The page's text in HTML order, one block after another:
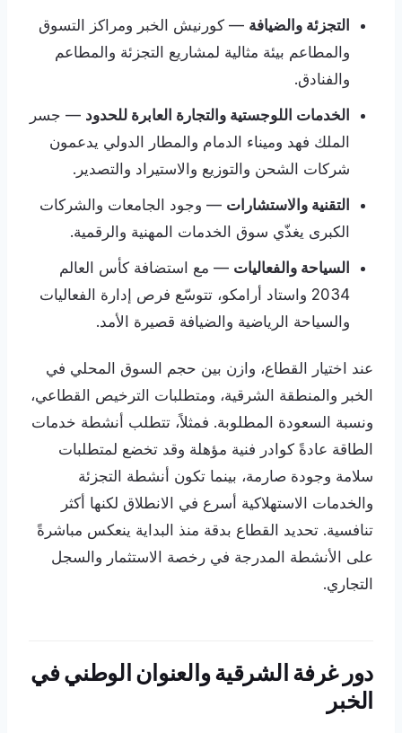
التجزئة والضيافة — كورنيش الخبر ومراكز التسوق
والمطاعم بيئة مثالية لمشاريع التجزئة والمطاعم
والفنادق.
الخدمات اللوجستية والتجارة العابرة للحدود — جسر
الملك فهد وميناء الدمام والمطار الدولي يدعمون
شركات الشحن والتوزيع والاستيراد والتصدير.
التقنية والاستشارات — وجود الجامعات والشركات
الكبرى يغذّي سوق الخدمات المهنية والرقمية.
السياحة والفعاليات — مع استضافة كأس العالم
2034 واستاد أرامكو، تتوسّع فرص إدارة الفعاليات
والسياحة الرياضية والضيافة قصيرة الأمد.
عند اختيار القطاع، وازن بين حجم السوق المحلي في
الخبر والمنطقة الشرقية، ومتطلبات الترخيص القطاعي،
ونسبة السعودة المطلوبة. فمثلاً، تتطلب أنشطة خدمات
الطاقة عادةً كوادر فنية مؤهلة وقد تخضع لمتطلبات
سلامة وجودة صارمة، بينما تكون أنشطة التجزئة
والخدمات الاستهلاكية أسرع في الانطلاق لكنها أكثر
تنافسية. تحديد القطاع بدقة منذ البداية ينعكس مباشرةً
على الأنشطة المدرجة في رخصة الاستثمار والسجل
التجاري.
دور غرفة الشرقية والعنوان الوطني في
الخبر